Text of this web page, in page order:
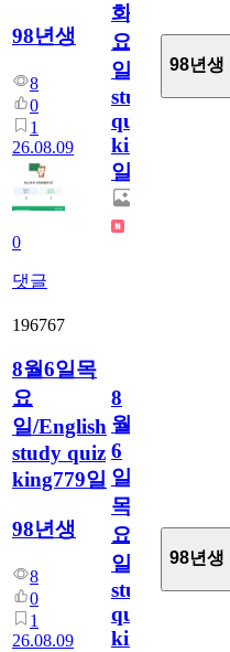
98년생
8
0
1
26.08.09
0
댓글
화
요
일/English
study
quiz
king780
일
98년생
196767
8월6일목
요
일/English
study quiz
king779일
98년생
8
0
1
26.08.09
8
월
6
일
목
요
일/English
study
quiz
king779
98년생